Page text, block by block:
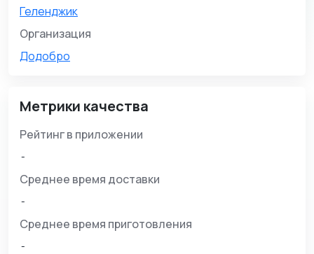
Геленджик
Организация
Додобро
Метрики качества
Рейтинг в приложении
-
Среднее время доставки
-
Среднее время приготовления
-